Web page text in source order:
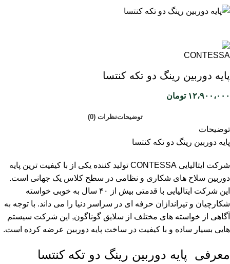
پایه دوربین رینگ دو تکه کنتسا
۱۲،۹۰۰،۰۰۰ تومان
توضیحاتنظرات (0)
توضیحات
پایه دوربین رینگ دو تکه کنتسا
شرکت ایتالیایی CONTESSA تولید کننده یکی از با کیفیت ترین پایه
دوربین سلاح های شکاری و نظامی در سطح کلاس یک جهانی است.
این شرکت ایتالیایی با قدمتی بیش از ۴۰ سال به خوبی خواسته
شکارچیان و تیراندازان حرفه ای در سراسر دنیا را می داند. با توجه به
آگاهی از خواسته های مختلف از سلایق گوناگون, این شرکت سیستم
هایی بسیار ساده و با کیفیت در ساخت پایه دوربین عرضه کرده است.
معرفی پایه دوربین رینگ دو تکه کنتسا